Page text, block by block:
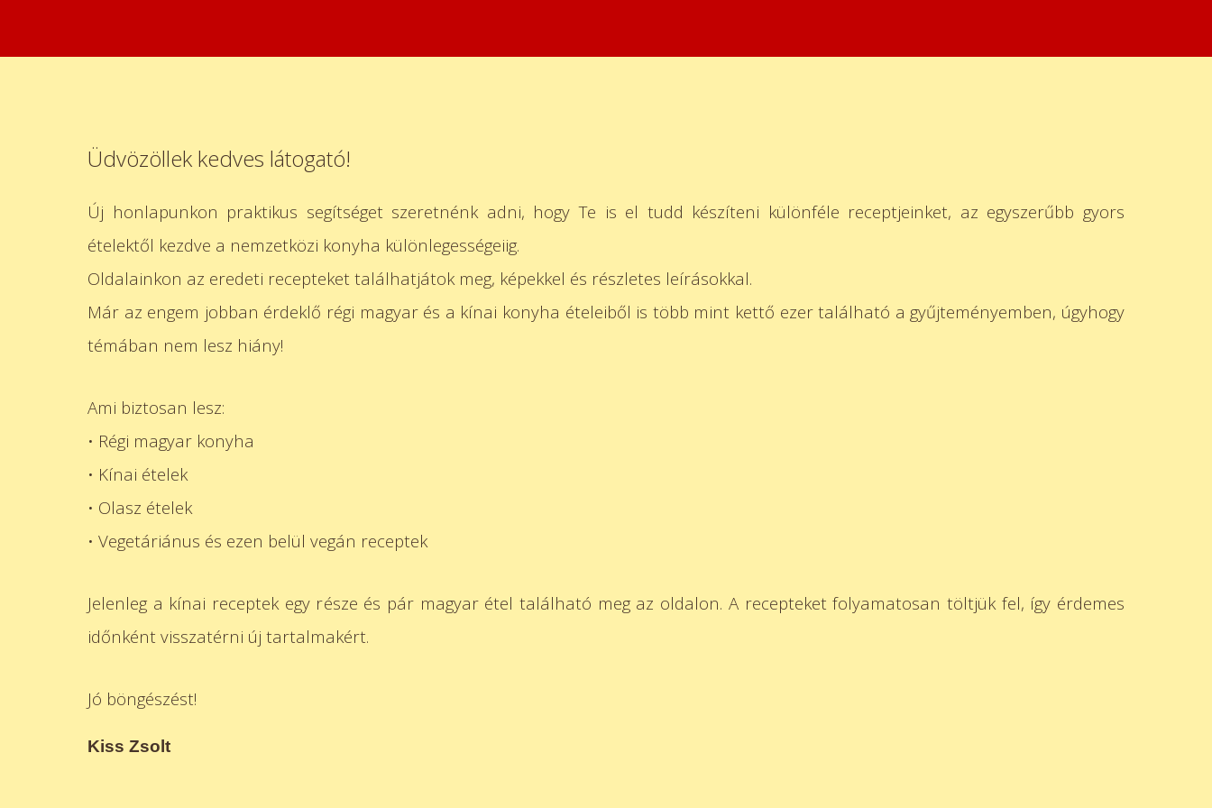
Üdvözöllek kedves látogató!
Új honlapunkon praktikus segítséget szeretnénk adni, hogy Te is el tudd készíteni különféle receptjeinket, az egyszerűbb gyors
ételektől kezdve a nemzetközi konyha különlegességeiig.
Oldalainkon az eredeti recepteket találhatjátok meg, képekkel és részletes leírásokkal.
Már az engem jobban érdeklő régi magyar és a kínai konyha ételeiből is több mint kettő ezer található a gyűjteményemben, úgyhogy
témában nem lesz hiány!
Ami biztosan lesz:
• Régi magyar konyha
• Kínai ételek
• Olasz ételek
• Vegetáriánus és ezen belül vegán receptek
Jelenleg a kínai receptek egy része és pár magyar étel található meg az oldalon. A recepteket folyamatosan töltjük fel, így érdemes
időnként visszatérni új tartalmakért.
Jó böngészést!
Kiss Zsolt